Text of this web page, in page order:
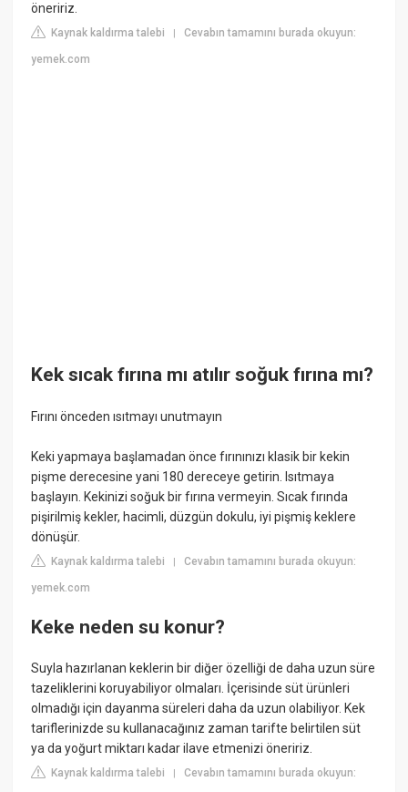
öneririz.
Kaynak kaldırma talebi |Cevabın tamamını burada okuyun:
yemek.com
Kek sıcak fırına mı atılır soğuk fırına mı?
Fırını önceden ısıtmayı unutmayın
Keki yapmaya başlamadan önce fırınınızı klasik bir kekin
pişme derecesine yani 180 dereceye getirin. Isıtmaya
başlayın. Kekinizi soğuk bir fırına vermeyin. Sıcak fırında
pişirilmiş kekler, hacimli, düzgün dokulu, iyi pişmiş keklere
dönüşür.
Kaynak kaldırma talebi |Cevabın tamamını burada okuyun:
yemek.com
Keke neden su konur?
Suyla hazırlanan keklerin bir diğer özelliği de daha uzun süre
tazeliklerini koruyabiliyor olmaları. İçerisinde süt ürünleri
olmadığı için dayanma süreleri daha da uzun olabiliyor. Kek
tariflerinizde su kullanacağınız zaman tarifte belirtilen süt
ya da yoğurt miktarı kadar ilave etmenizi öneririz.
Kaynak kaldırma talebi |Cevabın tamamını burada okuyun: